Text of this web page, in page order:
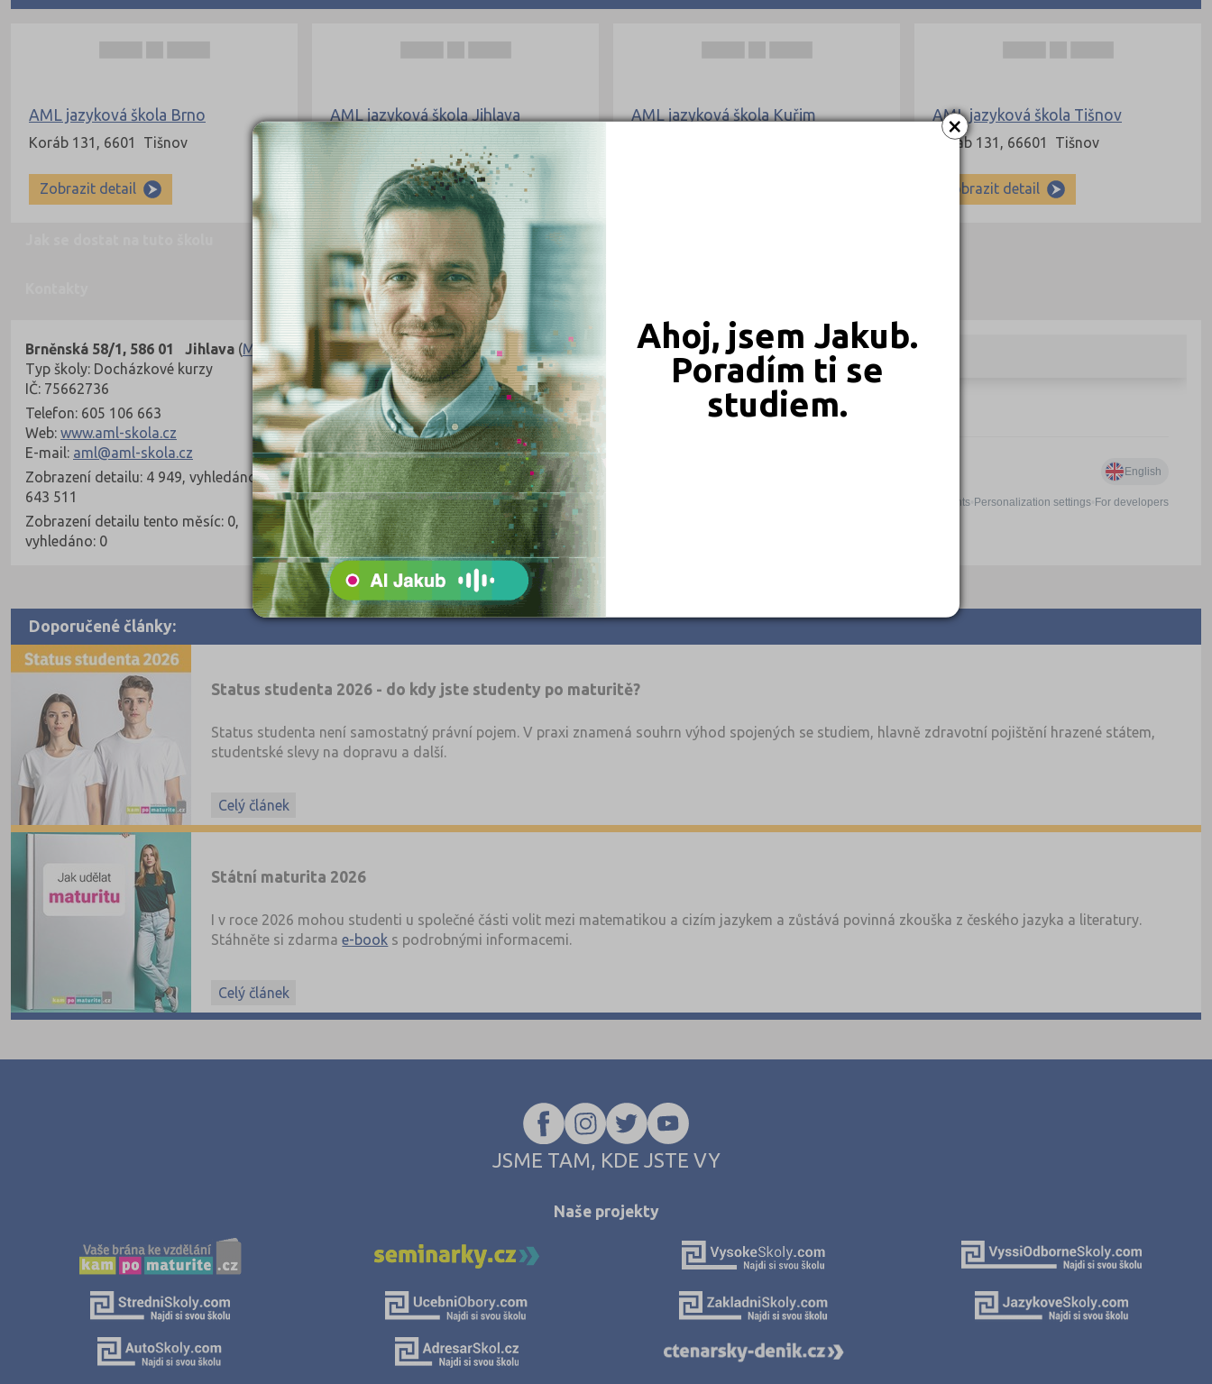
×
Ahoj, jsem Jakub.
Poradím ti se
studiem.
AML jazyková škola Brno
Koráb 131, 6601 Tišnov
Zobrazit detail
AML jazyková škola Jihlava
Brněnská 58/1, 58601 Jihlava
Zobrazit detail
AML jazyková škola Kuřim AML jazyková škola Tišnov
Koráb 131, 66601 Tišnov
Zobrazit detail
Brněnská 58/1, 586 01 Jihlava (Mapa)
Typ školy: Docházkové kurzy
IČ: 75662736
Telefon: 605 106 663
Web: www.aml-skola.cz
E-mail: aml@aml-skola.cz
Zobrazení detailu: 4 949, vyhledáno:
643 511
Zobrazení detailu tento měsíc: 0,
vyhledáno: 0
Doporučené články:
Status studenta 2026 - do kdy jste studenty po maturitě?
Status studenta není samostatný právní pojem. V praxi znamená souhrn výhod spojených se studiem, hlavně zdravotní pojištění hrazené státem,
studentské slevy na dopravu a další.
Celý článek
Státní maturita 2026
I v roce 2026 mohou studenti u společné části volit mezi matematikou a cizím jazykem a zůstává povinná zkouška z českého jazyka a literatury.
Stáhněte si zdarmae-book s podrobnými informacemi.
Celý článek
JSME TAM, KDE JSTE VY
Naše projekty